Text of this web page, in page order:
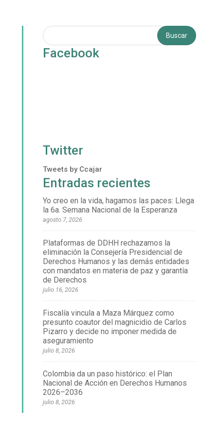
Facebook
Twitter
Tweets by Ccajar
Entradas recientes
Yo creo en la vida, hagamos las paces: Llega
la 6a. Semana Nacional de la Esperanza
agosto 7, 2026
Plataformas de DDHH rechazamos la
eliminación la Consejería Presidencial de
Derechos Humanos y las demás entidades
con mandatos en materia de paz y garantía
de Derechos
julio 16, 2026
Fiscalía vincula a Maza Márquez como
presunto coautor del magnicidio de Carlos
Pizarro y decide no imponer medida de
aseguramiento
julio 8, 2026
Colombia da un paso histórico: el Plan
Nacional de Acción en Derechos Humanos
2026–2036
julio 8, 2026